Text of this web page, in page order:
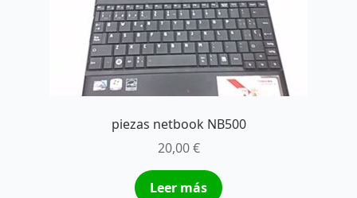
piezas netbook NB500
20,00€
Leer más